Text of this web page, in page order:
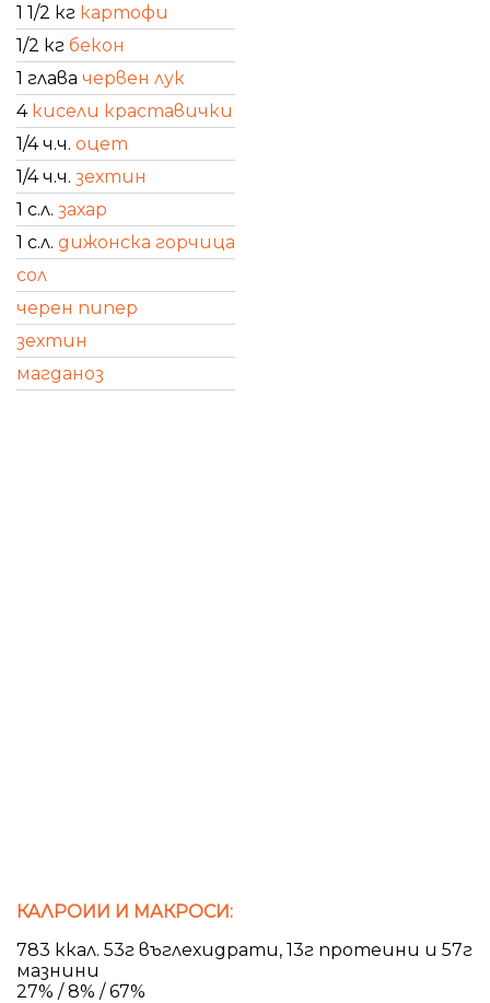
1 1/2 кг картофи
1/2 кг бекон
1 глава червен лук
4 кисели краставички
1/4 ч.ч. оцет
1/4 ч.ч. зехтин
1 с.л. захар
1 с.л. дижонска горчица
сол
черен пипер
зехтин
магданоз
КАЛРОИИ И МАКРОСИ:
783 ккал. 53г въглехидрати, 13г протеини и 57г
мазнини
27% / 8% / 67%